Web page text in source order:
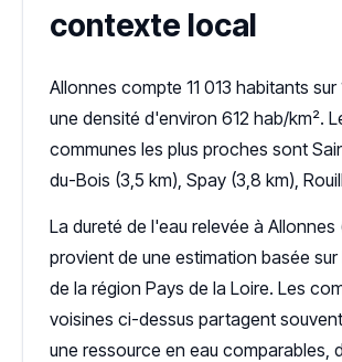
contexte local
Allonnes compte 11 013 habitants sur
une densité d'environ 612 hab/km².
communes les plus proches sont
du-Bois (3,5 km), Spay (3,8 km),
La dureté de l'eau relevée à Allonnes
provient de une estimation basée sur
de la région Pays de la Loire. Les
voisines ci-dessus partagent
une ressource en eau comparables,